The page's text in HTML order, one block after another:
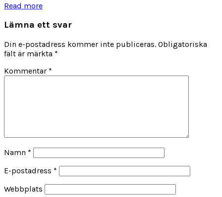
Read more
Lämna ett svar
Din e-postadress kommer inte publiceras. Obligatoriska
fält är märkta *
Kommentar *
Namn *
E-postadress *
Webbplats